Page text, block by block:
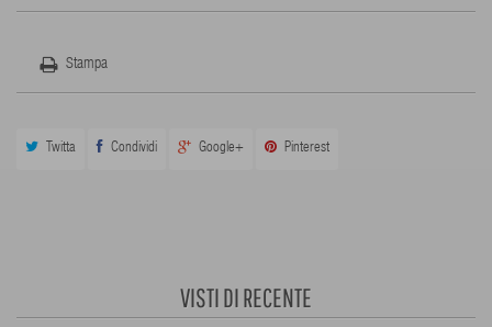
Stampa
Twitta Condividi Google+ Pinterest
VISTI DI RECENTE